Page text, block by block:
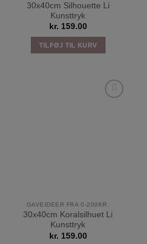
30x40cm Silhouette Li
Kunsttryk
kr. 159.00
TILFØJ TIL KURV
GAVEIDÉER FRA 0-200KR.
30x40cm Koralsilhuet Li
Kunsttryk
kr. 159.00